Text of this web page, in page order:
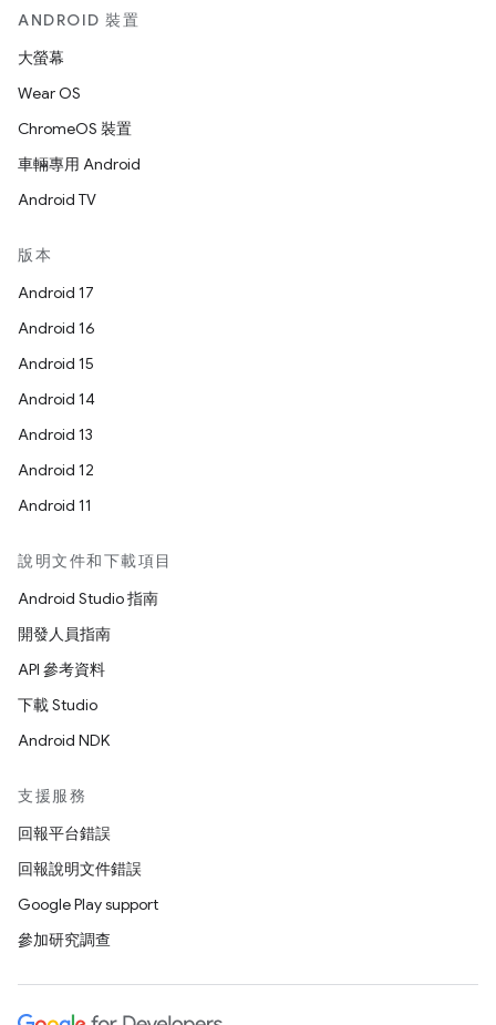
ANDROID 裝置
大螢幕
Wear OS
ChromeOS 裝置
車輛專用 Android
Android TV
版本
Android 17
Android 16
Android 15
Android 14
Android 13
Android 12
Android 11
說明文件和下載項目
Android Studio 指南
開發人員指南
API 參考資料
下載 Studio
Android NDK
支援服務
回報平台錯誤
回報說明文件錯誤
Google Play support
參加研究調查